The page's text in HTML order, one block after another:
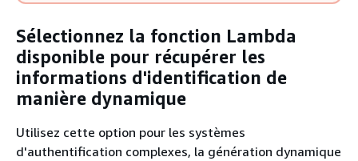
Sélectionnez la fonction Lambda
disponible pour récupérer les
informations d'identification de
manière dynamique
Utilisez cette option pour les systèmes
d'authentification complexes, la génération dynamique